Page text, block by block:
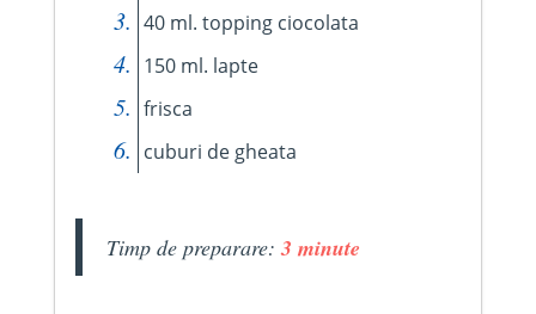
40 ml. topping ciocolata
150 ml. lapte
frisca
cuburi de gheata
Timp de preparare:3 minute